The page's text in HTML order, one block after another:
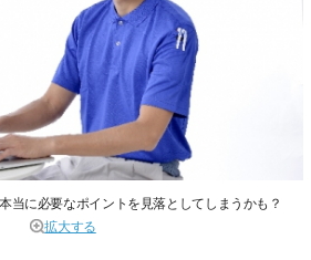
当に必要なポイントを見落としてしまうかも？
拡大する